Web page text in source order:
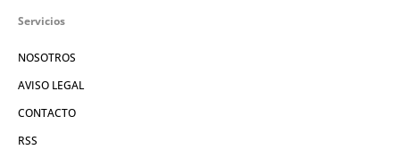
Servicios
NOSOTROS
AVISO LEGAL
CONTACTO
RSS